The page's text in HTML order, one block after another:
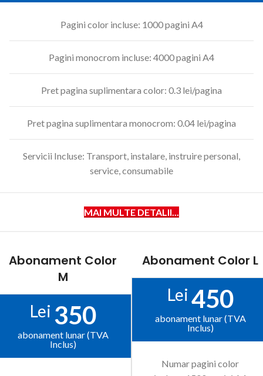
Pagini color incluse: 1000 pagini A4
Pagini monocrom incluse: 4000 pagini A4
Pret pagina suplimentara color: 0.3 lei/pagina
Pret pagina suplimentara monocrom: 0.04 lei/pagina
Servicii Incluse: Transport, instalare, instruire personal,
service, consumabile
MAI MULTE DETALII...
Abonament Color
M
Lei 350
abonament lunar (TVA
Inclus)
Abonament Color L
Lei 450
abonament lunar (TVA
Inclus)
Numar pagini color